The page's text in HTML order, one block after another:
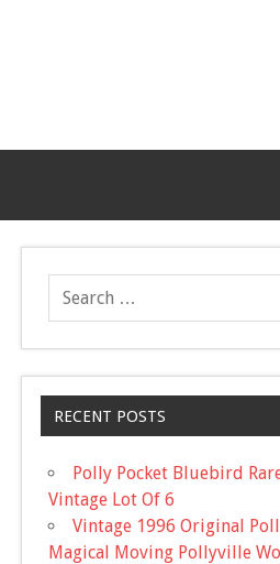
RECENT POSTS
Polly Pocket Bluebird
Vintage Lot Of 6
Vintage 1996 Original
Magical Moving Pollyville